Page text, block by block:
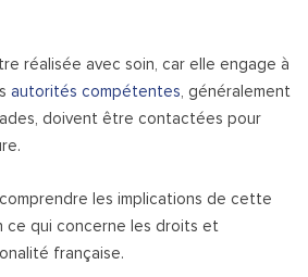
réalisée avec soin, car elle engage à
autorités compétentes, généralement
doivent être contactées pour
les implications de cette
ce qui concerne les droits et
française.